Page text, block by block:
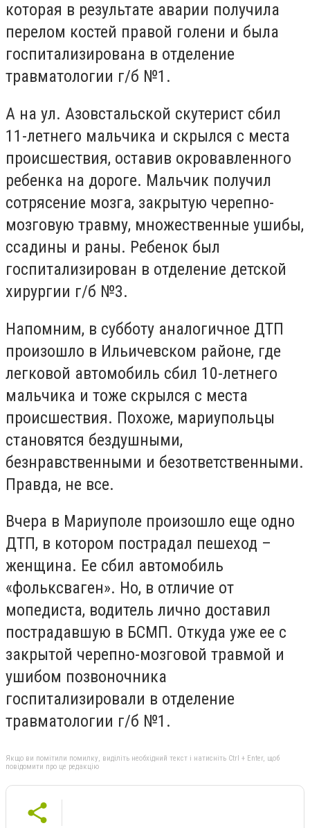
которая в результате аварии получила
перелом костей правой голени и была
госпитализирована в отделение
травматологии г/б №1.
А на ул. Азовстальской скутерист сбил
11-летнего мальчика и скрылся с места
происшествия, оставив окровавленного
ребенка на дороге. Мальчик получил
сотрясение мозга, закрытую черепно-
мозговую травму, множественные ушибы,
ссадины и раны. Ребенок был
госпитализирован в отделение детской
хирургии г/б №3.
Напомним, в субботу аналогичное ДТП
произошло в Ильичевском районе, где
легковой автомобиль сбил 10-летнего
мальчика и тоже скрылся с места
происшествия. Похоже, мариупольцы
становятся бездушными,
безнравственными и безответственными.
Правда, не все.
Вчера в Мариуполе произошло еще одно
ДТП, в котором пострадал пешеход –
женщина. Ее сбил автомобиль
«фольксваген». Но, в отличие от
мопедиста, водитель лично доставил
пострадавшую в БСМП. Откуда уже ее с
закрытой черепно-мозговой травмой и
ушибом позвоночника
госпитализировали в отделение
травматологии г/б №1.
Якщо ви помітили помилку, виділіть необхідний текст і натисніть Ctrl + Enter, щоб
повідомити про це редакцію